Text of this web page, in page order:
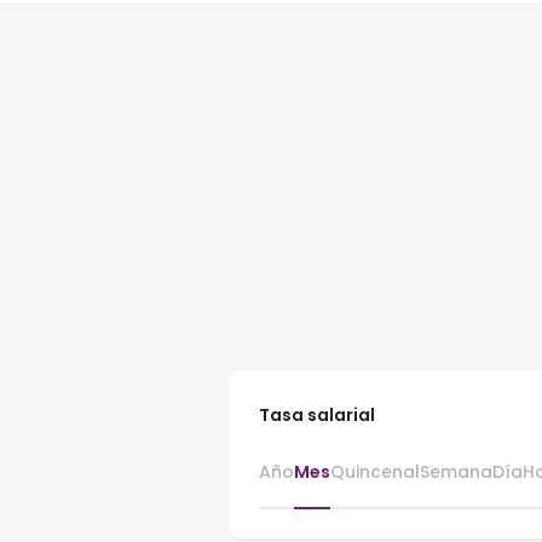
Tasa salarial
AñoMesQuincenalSemanaDía